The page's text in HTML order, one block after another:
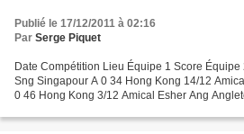
Publié le 17/12/2011 à 02:16
Par Serge Piquet
Date Compétition Lieu Équipe 1 Score
Sng Singapour A 0 34 Hong Kong 14/12
0 46 Hong Kong 3/12 Amical Esher Ang